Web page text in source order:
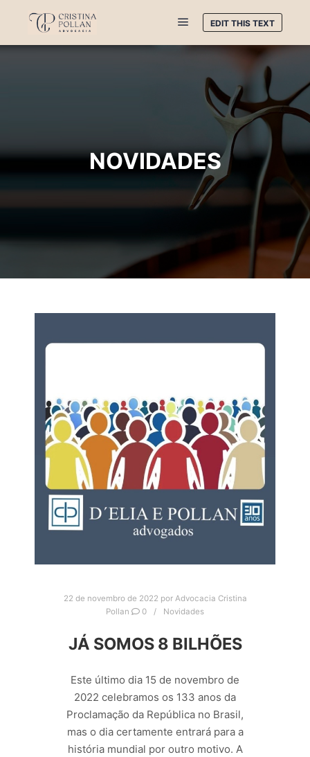
EDIT THIS TEXT
NOVIDADES
22 de novembro de 2022 por Advocacia Cristina
Pollan
0 Novidades
JÁ SOMOS 8 BILHÕES
Este último dia 15 de novembro de
2022 celebramos os 133 anos da
Proclamação da República no Brasil,
mas o dia certamente entrará para a
história mundial por outro motivo. A